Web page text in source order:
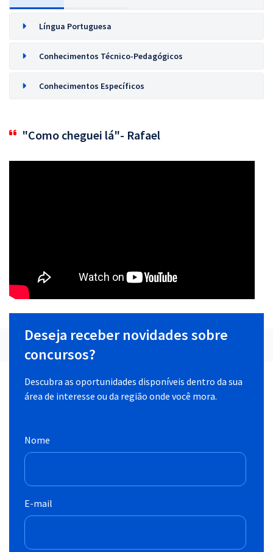
Língua Portuguesa
Conhecimentos Técnico-Pedagógicos
Conhecimentos Específicos
"Como cheguei lá"- Rafael
Deseja receber novidades sobre
concursos?
Descubra as oportunidades disponíveis dentro da sua
área de interesse ou da região onde você mora.
Nome
E-mail